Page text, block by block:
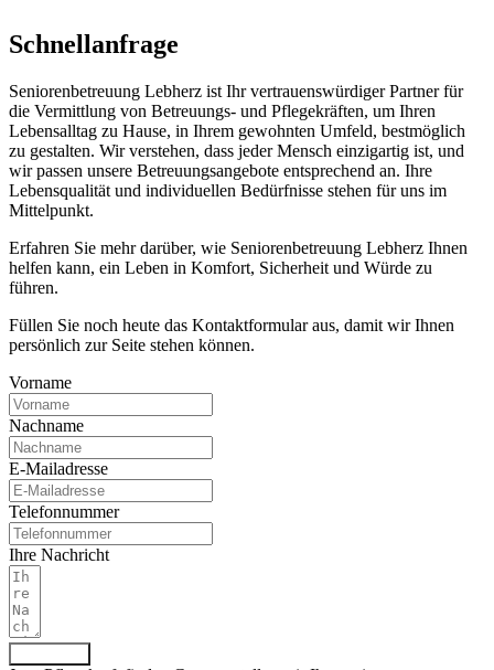
Schnell­anfrage
Seniorenbetreuung Lebherz ist Ihr vertrauenswürdiger Partner für
die Vermittlung von Betreuungs- und Pflegekräften, um Ihren
Lebensalltag zu Hause, in Ihrem gewohnten Umfeld, bestmöglich
zu gestalten. Wir verstehen, dass jeder Mensch einzigartig ist, und
wir passen unsere Betreuungsangebote entsprechend an. Ihre
Lebensqualität und individuellen Bedürfnisse stehen für uns im
Mittelpunkt.
Erfahren Sie mehr darüber, wie Seniorenbetreuung Lebherz Ihnen
helfen kann, ein Leben in Komfort, Sicherheit und Würde zu
führen.
Füllen Sie noch heute das Kontaktformular aus, damit wir Ihnen
persönlich zur Seite stehen können.
Vorname
Nachname
E-Mailadresse
Telefonnummer
Ihre Nachricht